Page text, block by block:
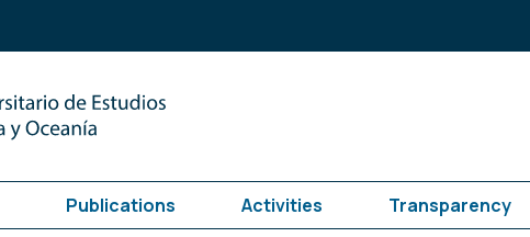
Publications Activities Transparency